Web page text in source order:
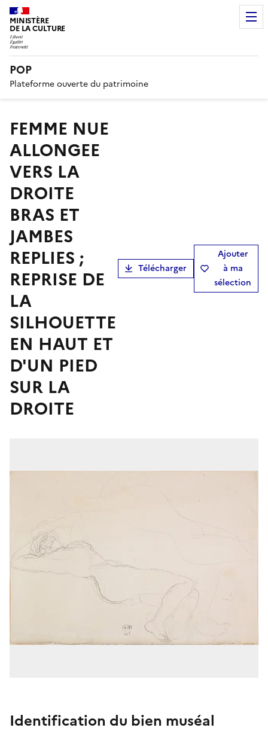
MINISTÈRE
DE LA CULTURE
POP
Plateforme ouverte du patrimoine
FEMME NUE
ALLONGEE
VERS LA
DROITE
BRAS ET
JAMBES
REPLIES ;
REPRISE DE
LA
SILHOUETTE
EN HAUT ET
D'UN PIED
SUR LA
DROITE
Télécharger
Ajouter
à ma
sélection
Identification du bien muséal